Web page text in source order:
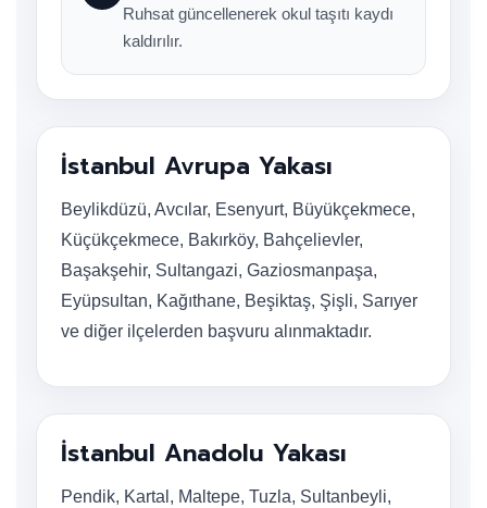
Ruhsat güncellenerek okul taşıtı kaydı
kaldırılır.
İstanbul Avrupa Yakası
Beylikdüzü, Avcılar, Esenyurt, Büyükçekmece,
Küçükçekmece, Bakırköy, Bahçelievler,
Başakşehir, Sultangazi, Gaziosmanpaşa,
Eyüpsultan, Kağıthane, Beşiktaş, Şişli, Sarıyer
ve diğer ilçelerden başvuru alınmaktadır.
İstanbul Anadolu Yakası
Pendik, Kartal, Maltepe, Tuzla, Sultanbeyli,